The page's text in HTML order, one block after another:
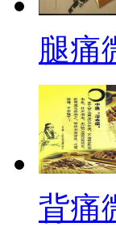
腿痛
背痛